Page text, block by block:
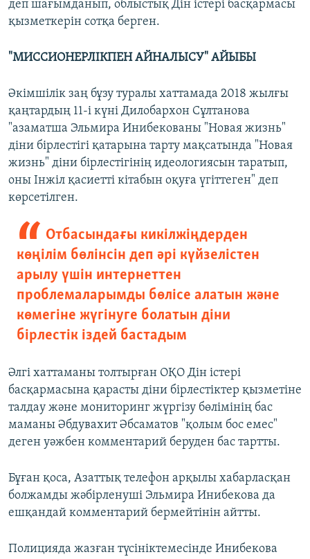
деп шағымданып, облыстық Дін істері басқармасы
қызметкерін сотқа берген.
"МИССИОНЕРЛІКПЕН АЙНАЛЫСУ" АЙЫБЫ
Әкімшілік заң бұзу туралы хаттамада 2018 жылғы
қаңтардың 11-і күні Дилобархон Сұлтанова
"азаматша Эльмира Инибекованы "Новая жизнь"
діни бірлестігі қатарына тарту мақсатында "Новая
жизнь" діни бірлестігінің идеологиясын таратып,
оны Інжіл қасиетті кітабын оқуға үгіттеген" деп
көрсетілген.
Отбасындағы кикілжіңдерден
көңілім бөлінсін деп әрі күйзелістен
арылу үшін интернеттен
проблемаларымды бөлісе алатын және
көмегіне жүгінуге болатын діни
бірлестік іздей бастадым
Әлгі хаттаманы толтырған ОҚО Дін істері
басқармасына қарасты діни бірлестіктер қызметіне
талдау және мониторинг жүргізу бөлімінің бас
маманы Әбдувахит Әбсаматов "қолым бос емес"
деген уәжбен комментарий беруден бас тартты.
Бұған қоса, Азаттық телефон арқылы хабарласқан
болжамды жәбірленуші Эльмира Инибекова да
ешқандай комментарий бермейтінін айтты.
Полицияда жазған түсініктемесінде Инибекова